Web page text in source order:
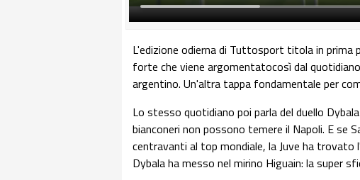
L'edizione odierna di Tuttosport titola in prima
forte che viene argomentatocosì dal
argentino. Un'altra tappa fondamentale per
Lo stesso quotidiano poi parla del duello
bianconeri non possono temere il Napoli. E se
centravanti al top mondiale, la Juve ha
Dybala ha messo nel mirino Higuain: la super